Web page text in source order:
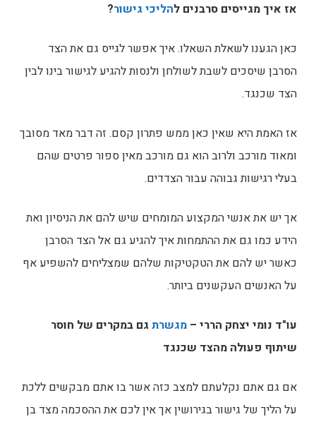
אז איך מגייסים סרבנים להליכי גישור?
כאן הגענו לשאלת השאלו. איך אפשר לגייס גם את הצד
הסרבן שיסכים לשבת לשולחן ולנסות להגיע לגישור בינו לבין
הצד שכנגד.
אז האמת היא שאין כאן ממש פתרון קסם. זה דבר מאד מסובך
ומאוד מורכב ולרוב הוא גם מורכב מאין ספור פרטים שהם
בעלי רגישות גבוהה עבור הצדדים.
אך יש את אנשי המקצוע המומחים שיש להם את הניסיון ואת
הידע כמו גם את ההתמחות איך להגיע גם אל הצד הסרבן
כאשר יש להם את הטקטיקות שלהם שמצליחים להשפיע אף
על האנשים העקשנים ביותר.
עו"ד נומי יצחק הררי – מגשרתגם במקרים של חוסר
שיתוף פעולה מהצד שכנגד
אם גם אתם נקלעתם למצב כזה אשר בו אתם מבקשים ללכת
על הליך של גישור בגירושין אך אין לכם את ההסכמה מצד בן